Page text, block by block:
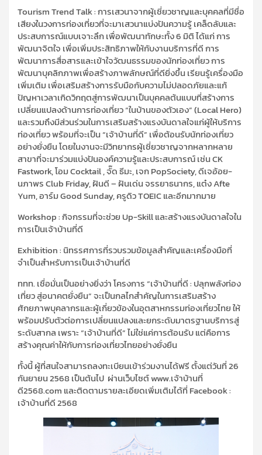
Tourism Trend Talk :การเสวนาจากผู้เชี่ยวชาญและบุคคลที่มีชื่อ
เสียงในวงการท่องเที่ยวที่จะมาเสวนาแบ่งปันความรู้ เคล็ดลับและ
ประสบการณ์แบบเจาะลึก เพื่อพัฒนาทักษะทั้ง 6 มิติ ได้แก่ การ
พัฒนาจิตใจ เพื่อเพิ่มประสิทธิภาพให้กับงานบริการที่ดี การ
พัฒนาการสื่อสารและเข้าใจวัฒนธรรมของนักท่องเที่ยว การ
พัฒนาบุคลิกภาพเพื่อสร้างภาพลักษณ์ที่ดียิ่งขึ้น เรียนรู้เครื่องมือ
เพิ่มเติม เพื่อเสริมสร้างการรับมือกับความไม่ปลอดภัยและแก้
ปัญหาเวลาเกิดวิกฤตสู่การพัฒนาเป็นบุคคลต้นแบบที่สร้างการ
เปลี่ยนแปลงด้านการท่องเที่ยว “ในบ้านของตัวเอง” (Local Hero)
และรวมถึงมีส่วนร่วมในการเสริมสร้างแรงบันดาลใจแก่ผู้ให้บริการ
ท่องเที่ยว พร้อมที่จะเป็น “เจ้าบ้านที่ดี” เพื่อต้อนรับนักท่องเที่ยว
อย่างยั่งยืน โดยในงานจะมีวิทยากรผู้เชี่ยวชาญจากหลากหลาย
สาขาที่จะมาร่วมแบ่งปันองค์ความรู้และประสบการณ์ เช่นCK
Fastwork,โอมCocktail ,จั๊ด ธีมะ,เจกPopSociety,ดีเจอ้อย-
นภาพรClub Friday,ฝันดี – ฝันเด่น จรรยาธนากร,แต๋งAfte
Yum,อาร์มGood Sunday,ครูดิวTOEICและอีกมากมาย
Workshop :กิจกรรมที่จะช่วย Up-Skillและสร้างแรงบันดาลใจใน
การเป็นเจ้าบ้านที่ดี
Exhibition : นิทรรศการที่รวบรวมข้อมูลสำคัญและเครื่องมือที่
จำเป็นสำหรับการเป็นเจ้าบ้านที่ดี
ททท. เชื่อมั่นเป็นอย่างยิ่งว่า โครงการ “เจ้าบ้านที่ดี : ปลุกพลังท่อง
เที่ยว สู่อนาคตยั่งยืน” จะเป็นกลไกสำคัญในการเสริมสร้าง
ศักยภาพบุคลากรและผู้เกี่ยวข้องในอุตสาหกรรมท่องเที่ยวไทย ให้
พร้อมปรับตัวต่อการเปลี่ยนแปลงและยกระดับมาตรฐานบริการสู่
ระดับสากล เพราะ “เจ้าบ้านที่ดี” ไม่ใช่แค่การต้อนรับ แต่คือการ
สร้างคุณค่าให้กับการท่องเที่ยวไทยอย่างยั่งยืน
ทั้งนี้ ผู้ที่สนใจสามารถลงทะเบียนเข้าร่วมงานได้ฟรี ตั้งแต่วันที่ 26
กันยายน 2568 เป็นต้นไป ผ่านเว็บไซต์www.เจ้าบ้านที่
ดี2568.com และติดตามรายละเอียดเพิ่มเติมได้ที่ Facebook :
เจ้าบ้านที่ดี 2568